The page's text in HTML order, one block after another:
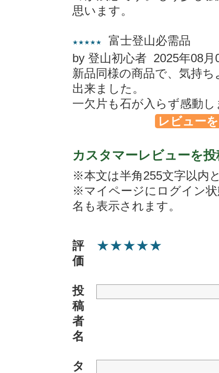
思います。
★★★★★
富士登山必需品
by 登山初心者 2025年08月
新品同様の商品で、気持
出来ました。
一欠片も石が入らず感動
レビュー
カスタマーレビューを
※本文は半角255文字以内
※マイページにログイン
名も表示されます。
評
価
★★★★★
投
稿
者
名
タ